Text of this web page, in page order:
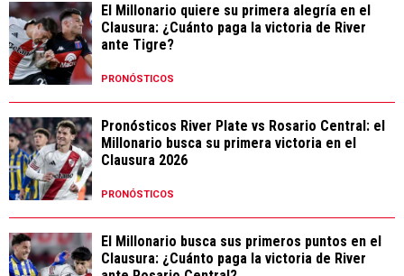
El Millonario quiere su primera alegría en el
Clausura: ¿Cuánto paga la victoria de River
ante Tigre?
PRONÓSTICOS
Pronósticos River Plate vs Rosario Central: el
Millonario busca su primera victoria en el
Clausura 2026
PRONÓSTICOS
El Millonario busca sus primeros puntos en el
Clausura: ¿Cuánto paga la victoria de River